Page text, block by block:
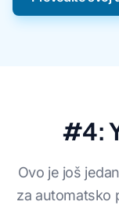
#4:
Ovo je još
za automatsko